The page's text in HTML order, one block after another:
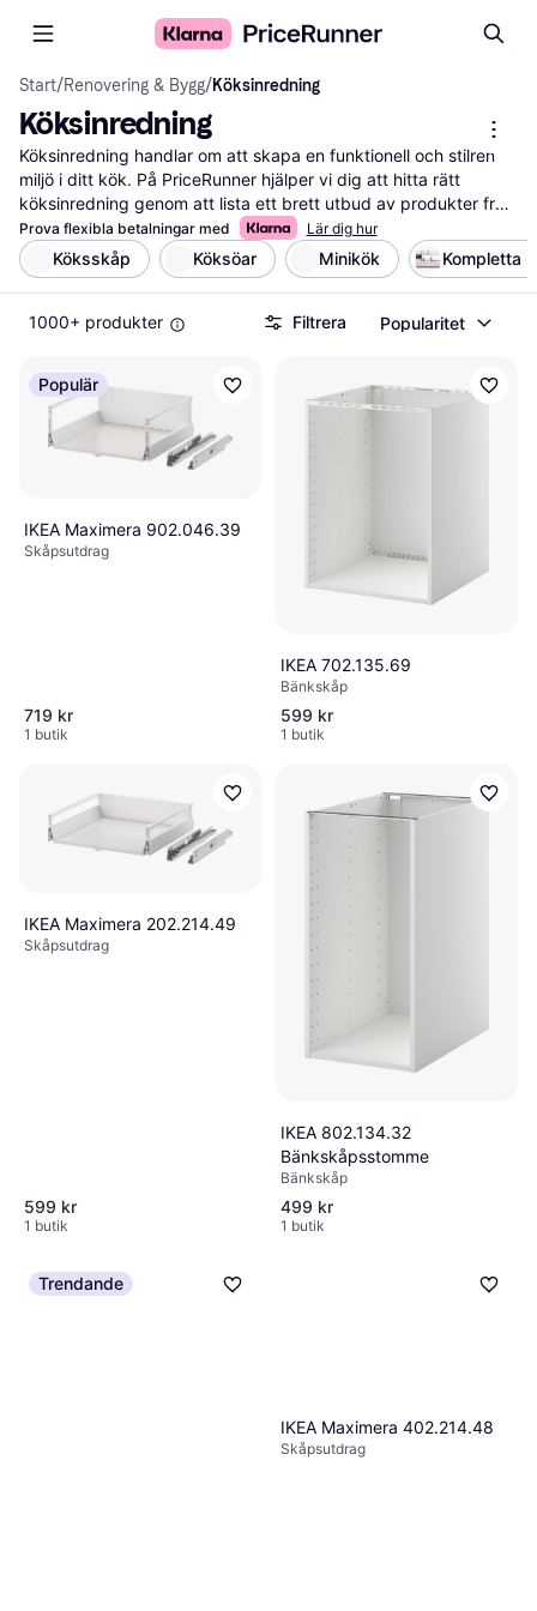
Start/Renovering & Bygg/Köksinredning
Köksinredning
Köksinredning handlar om att skapa en funktionell och stilren
miljö i ditt kök. På PriceRunner hjälper vi dig att hitta rätt
köksinredning genom att lista ett brett utbud av produkter från
olika återförsäljare. Använd våra praktiska filter för att enkelt
sortera efter material, färg eller pris. Detta gör det lättare för
dig att hitta det som passar bäst för dina behov och din
budget. Du kan även jämföra priser och läsa
användarrecensioner för att få en bättre förståelse av
hitta den köksinredning som matchar din stil. Vi ser till att du får
all information du behöver för att göra ett välgrundat val. Börja
här för att förnya ditt kök med den bästa köksinredningen!
Mer om köksinredning »
Prova flexibla betalningar med Lär dig hur
Köksskåp Köksöar Minikök Kompletta
1000+ produkter Filtrera Popularitet
Populär
IKEA Maximera 902.046.39
Skåpsutdrag
719 kr
1 butik
IKEA 702.135.69
Bänkskåp
599 kr
1 butik
IKEA Maximera 202.214.49
Skåpsutdrag
599 kr
1 butik
IKEA 802.134.32
Bänkskåpsstomme
Bänkskåp
499 kr
1 butik
Trendande
IKEA Maximera 402.214.48
Skåpsutdrag